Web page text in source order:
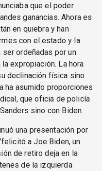
que el poder
ganancias. Ahora es
en quiebra y han
con el estado y la
ser ordeñadas por un
expropiación. La hora
declinación física sino
ha asumido proporciones
que oficia de policía
sino con Biden.
una presentación por
a Joe Biden, un
de retiro deja en la
de la izquierda